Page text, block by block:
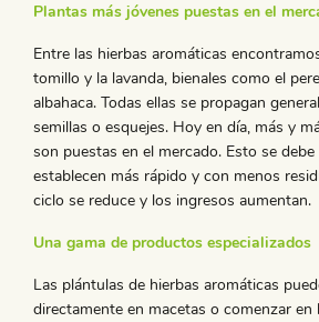
Plantas más jóvenes puestas en el
Entre las hierbas aromáticas
tomillo y la lavanda, bienales como el
albahaca. Todas ellas se propagan
semillas o esquejes. Hoy en día, más y
son puestas en el mercado. Esto se
establecen más rápido y con menos
ciclo se reduce y los ingresos aumentan.
Una gama de productos especializados
Las plántulas de hierbas aromáticas
directamente en macetas o comenzar en